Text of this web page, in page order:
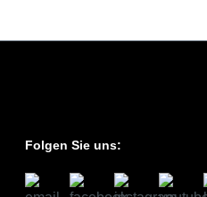
Folgen Sie uns: